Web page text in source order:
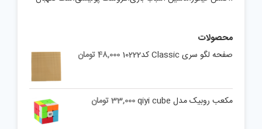
محصولات
صفحه لگو سری Classic کد10222 48,000تومان
مکعب روبیک مدل qiyi cube 33,000تومان